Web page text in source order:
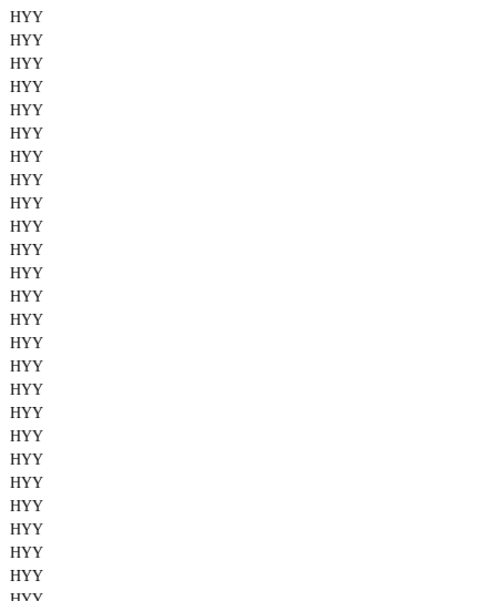
HYY
HYY
HYY
HYY
HYY
HYY
HYY
HYY
HYY
HYY
HYY
HYY
HYY
HYY
HYY
HYY
HYY
HYY
HYY
HYY
HYY
HYY
HYY
HYY
HYY